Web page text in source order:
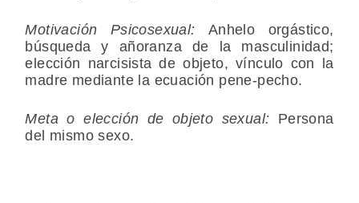
Motivación Psicosexual: Anhelo orgástico,
búsqueda y añoranza de la masculinidad;
elección narcisista de objeto, vínculo con la
madre mediante la ecuación pene-pecho.
Meta o elección de objeto sexual: Persona
del mismo sexo.